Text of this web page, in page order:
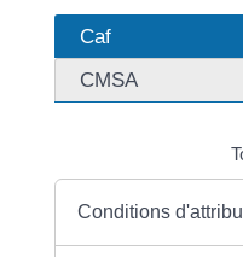
Caf
CMSA
Conditions